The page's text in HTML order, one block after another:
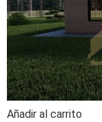
Añadir al carrito